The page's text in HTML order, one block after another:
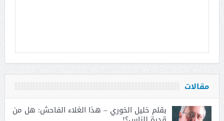
مقالات
بقلم خليل الخوري – هذا الغلاء الفاحش: هل من